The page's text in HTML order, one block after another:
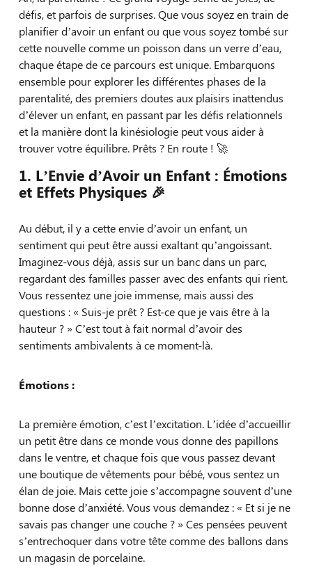
défis, et parfois de surprises. Que vous soyez en train de
planifier d’avoir un enfant ou que vous soyez tombé sur
cette nouvelle comme un poisson dans un verre d’eau,
chaque étape de ce parcours est unique. Embarquons
ensemble pour explorer les différentes phases de la
parentalité, des premiers doutes aux plaisirs inattendus
d’élever un enfant, en passant par les défis relationnels
et la manière dont la kinésiologie peut vous aider à
trouver votre équilibre. Prêts ? En route ! 🚀
1. L’Envie d’Avoir un Enfant : Émotions
et Effets Physiques 🎉
Au début, il y a cette envie d’avoir un enfant, un
sentiment qui peut être aussi exaltant qu’angoissant.
Imaginez-vous déjà, assis sur un banc dans un parc,
regardant des familles passer avec des enfants qui rient.
Vous ressentez une joie immense, mais aussi des
questions : « Suis-je prêt ? Est-ce que je vais être à la
hauteur ? » C’est tout à fait normal d’avoir des
sentiments ambivalents à ce moment-là.
Émotions :
La première émotion, c’est l’excitation. L’idée d’accueillir
un petit être dans ce monde vous donne des papillons
dans le ventre, et chaque fois que vous passez devant
une boutique de vêtements pour bébé, vous sentez un
élan de joie. Mais cette joie s’accompagne souvent d’une
bonne dose d’anxiété. Vous vous demandez : « Et si je ne
savais pas changer une couche ? » Ces pensées peuvent
s’entrechoquer dans votre tête comme des ballons dans
un magasin de porcelaine.